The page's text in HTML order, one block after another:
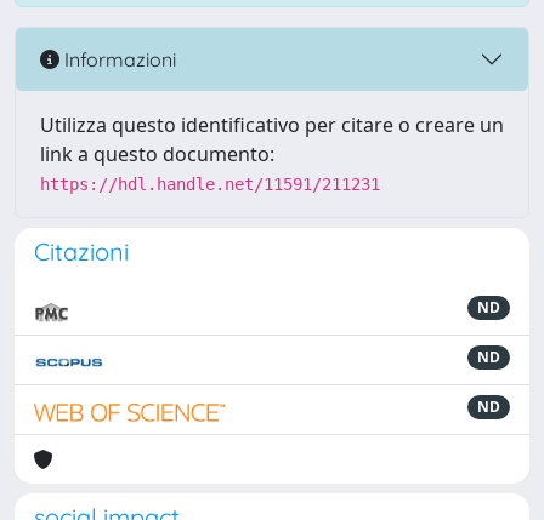
Informazioni
Utilizza questo identificativo per citare o creare un
link a questo documento:
https://hdl.handle.net/11591/211231
Citazioni
ND
ND
ND